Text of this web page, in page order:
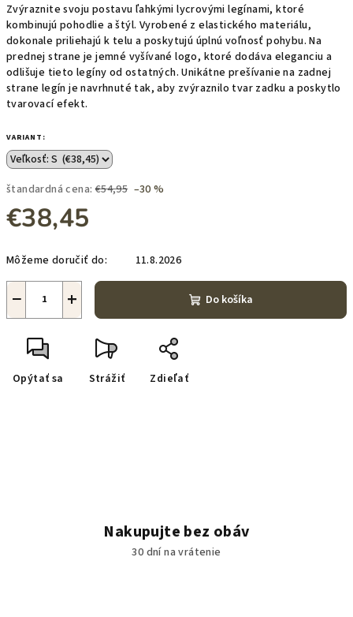
Zvýraznite svoju postavu ľahkými lycrovými legínami, ktoré
kombinujú pohodlie a štýl. Vyrobené z elastického materiálu,
dokonale priliehajú k telu a poskytujú úplnú voľnosť pohybu. Na
prednej strane je jemné vyšívané logo, ktoré dodáva eleganciu a
odlišuje tieto legíny od ostatných. Unikátne prešívanie na zadnej
strane legín je navrhnuté tak, aby zvýraznilo tvar zadku a poskytlo
tvarovací efekt.
VARIANT:
štandardná cena: €54,95 –30 %
€38,45
cena:
Môžeme doručiť do: 11.8.2026
+
− Do košíka
Opýtať sa Strážiť Zdieľať
Nakupujte bez obáv
30 dní na vrátenie